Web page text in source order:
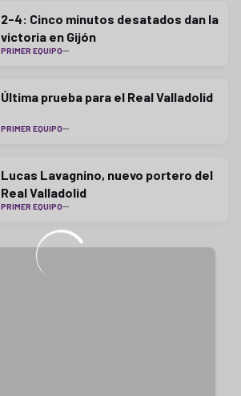
2-4: Cinco minutos desatados dan la
victoria en Gijón
PRIMER EQUIPO
Última prueba para el Real Valladolid
PRIMER EQUIPO
Lucas Lavagnino, nuevo portero del
Real Valladolid
PRIMER EQUIPO